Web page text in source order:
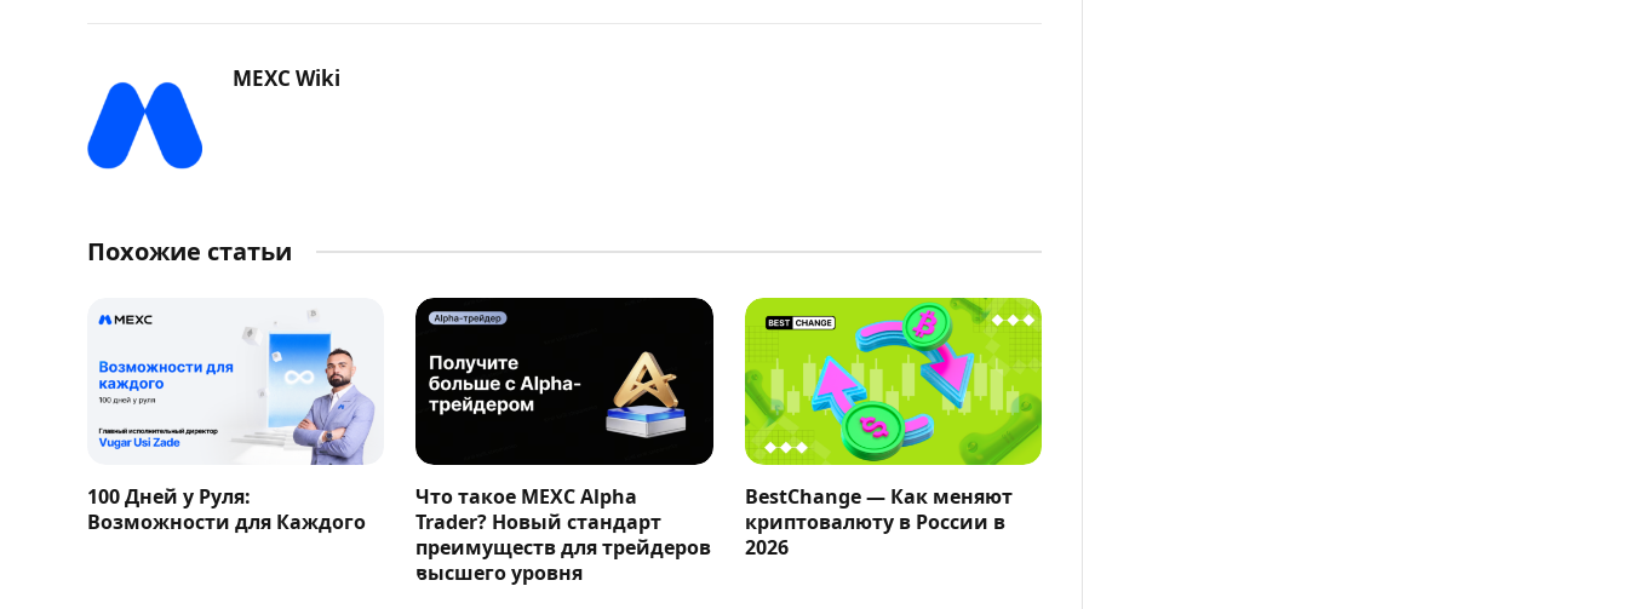
MEXC Wiki
Похожие статьи
100 Дней у Руля:
Возможности для Каждого
Что такое MEXC Alpha
Trader? Новый стандарт
преимуществ для трейдеров
высшего уровня
BestChange — Как меняют
криптовалюту в России в
2026